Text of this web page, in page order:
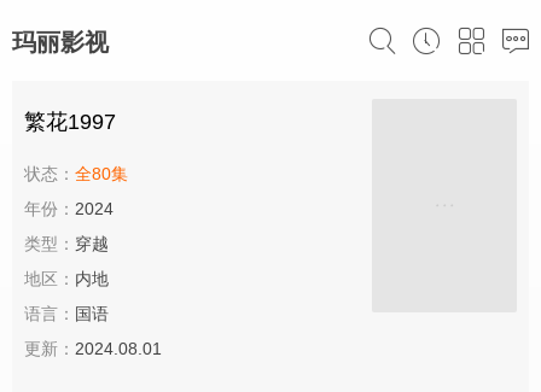
玛丽影视
繁花1997
状态： 全80集
年份： 2024
类型： 穿越
地区： 内地
语言： 国语
更新： 2024.08.01